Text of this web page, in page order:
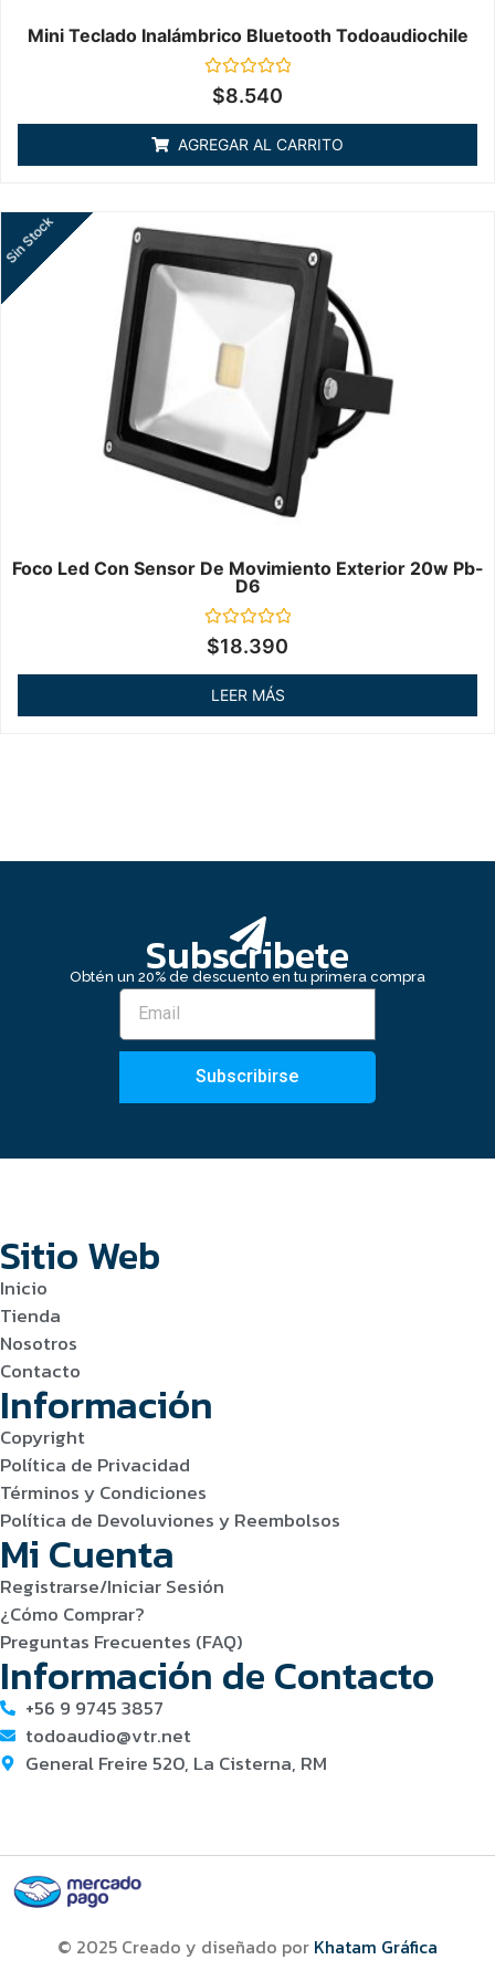
Mini Teclado Inalámbrico Bluetooth Todoaudiochile
Valorado
en
de
5
$8.540
AGREGAR AL CARRITO
Foco Led Con Sensor De Movimiento Exterior 20w Pb-
D6
Valorado
en
de
Sin Stock
$18.390
LEER MÁS
Subscribete
Obtén un 20% de descuento en tu primera compra
Subscribirse
Sitio Web
Inicio
Tienda
Nosotros
Contacto
Información
Copyright
Política de Privacidad
Términos y Condiciones
Política de Devoluviones y Reembolsos
Mi Cuenta
Registrarse/Iniciar Sesión
¿Cómo Comprar?
Preguntas Frecuentes (FAQ)
Información de Contacto
+56 9 9745 3857
todoaudio@vtr.net
General Freire 520, La Cisterna, RM
© 2025 Creado y diseñado por Khatam Gráfica